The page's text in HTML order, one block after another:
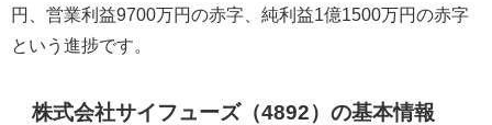
円、営業利益9700万円の赤字、純利益1億1500万円の赤字
という進捗です。
株式会社サイフューズ（4892）の基本情報